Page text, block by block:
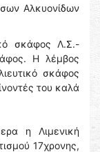
Αλκυονίδων
σκάφος Λ.Σ.-
Η λέμβος
σκάφος
του καλά
η Λιμενική
17χρονης,